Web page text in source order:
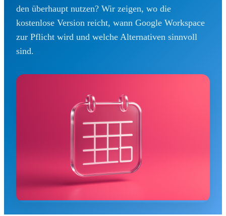
den überhaupt nutzen? Wir zeigen, wo die
kostenlose Version reicht, wann Google Workspace
zur Pflicht wird und welche Alternativen sinnvoll
sind.